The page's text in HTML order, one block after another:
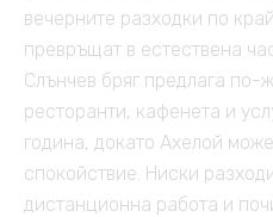
вечерните разходки по
превръщат в естествена
Слънчев бряг предлага по-
ресторанти, кафенета и
година, докато Ахелой
спокойствие. Ниски
дистанционна работа и